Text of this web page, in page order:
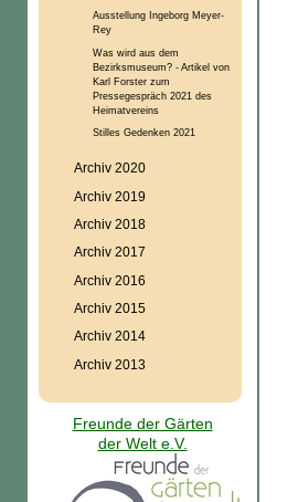
Ausstellung Ingeborg Meyer-
Rey
Was wird aus dem
Bezirksmuseum? - Artikel von
Karl Forster zum
Pressegespräch 2021 des
Heimatvereins
Stilles Gedenken 2021
Archiv 2020
Archiv 2019
Archiv 2018
Archiv 2017
Archiv 2016
Archiv 2015
Archiv 2014
Archiv 2013
Freunde der Gärten
der Welt e.V.